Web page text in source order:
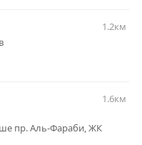
1.2км
1.6км
пр. Аль-Фараби, ЖК